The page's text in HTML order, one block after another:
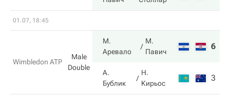
01.07, 18:45
Wimbledon ATP
Male
Double
М.
Аревало
М.
Павич
6
А.
Бублик
Н.
Кирьос
3